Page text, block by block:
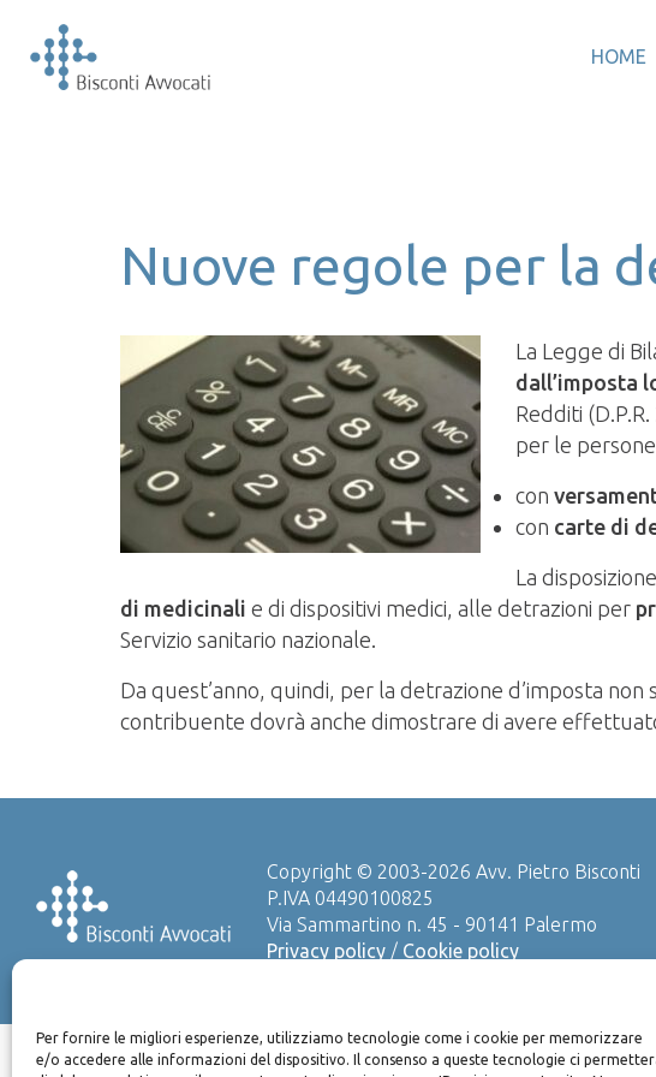
Per fornire le migliori esperienze, utilizziamo tecnologie come i cookie per memorizzare
e/o accedere alle informazioni del dispositivo. Il consenso a queste tecnologie ci
HOME
Nuove regole per la
La Legge di
dall’imposta
Redditi
per le
con
con carte di
La disposizione
di medicinali e di dispositivi medici, alle detrazioni per
Servizio sanitario nazionale.
Da quest’anno, quindi, per la detrazione d’imposta
contribuente dovrà anche dimostrare di avere
Copyright © 2003-2026 Avv. Pietro Bisconti
P.IVA 04490100825
Via Sammartino n. 45 - 90141 Palermo
Privacy policy / Cookie policy
This site is protected